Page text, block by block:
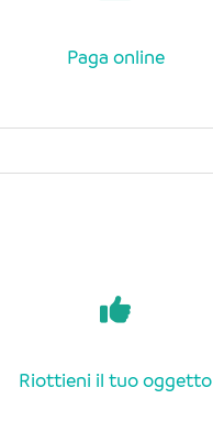
Paga online
Riottieni il tuo oggetto